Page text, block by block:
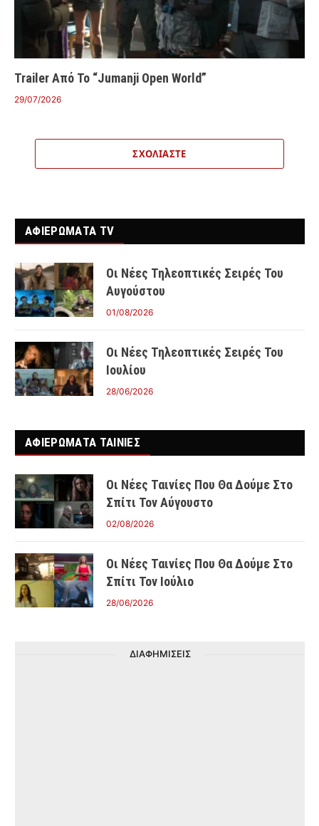
Trailer Από Το “Jumanji Open World”
29/07/2026
ΣΧΟΛΙΆΣΤΕ
ΑΦΙΕΡΩΜΑΤΑ TV
Οι Νέες Τηλεοπτικές Σειρές Του
Αυγούστου
01/08/2026
Οι Νέες Τηλεοπτικές Σειρές Του
Ιουλίου
28/06/2026
ΑΦΙΕΡΩΜΑΤΑ ΤΑΙΝΊΕΣ
Οι Νέες Ταινίες Που Θα Δούμε Στο
Σπίτι Τον Αύγουστο
02/08/2026
Οι Νέες Ταινίες Που Θα Δούμε Στο
Σπίτι Τον Ιούλιο
28/06/2026
ΔΙΑΦΗΜΙΣΕΙΣ